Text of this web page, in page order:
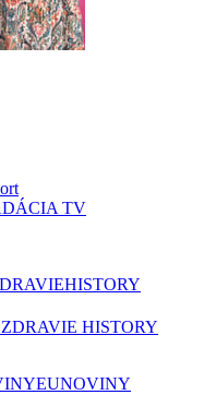
TV
HISTORY
ZDRAVIE HISTORY
EUNOVINY